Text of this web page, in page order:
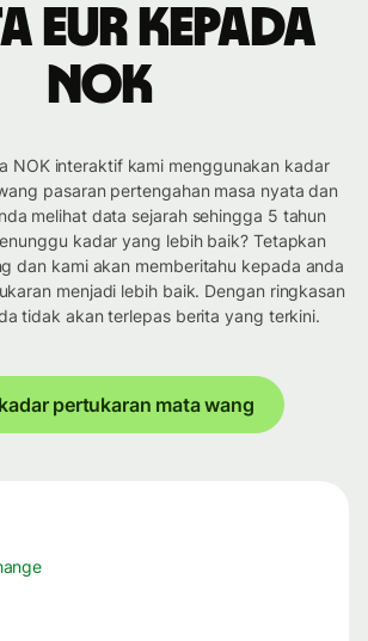
EUR kepada
NOK
NOK interaktif kami menggunakan kadar
pasaran pertengahan masa nyata dan
melihat data sejarah sehingga 5 tahun
kadar yang lebih baik? Tetapkan
dan kami akan memberitahu kepada anda
menjadi lebih baik. Dengan ringkasan
tidak akan terlepas berita yang terkini.
pertukaran mata wang